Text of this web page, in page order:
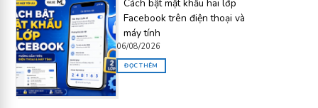
Cách bật mật khẩu hai lớp
Facebook trên điện thoại và
máy tính
06/08/2026
ĐỌC THÊM